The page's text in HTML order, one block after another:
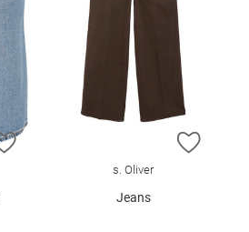
ZUR WUNSCHLISTE HINZUFÜGEN
ZUR
s. Oliver
Jeans